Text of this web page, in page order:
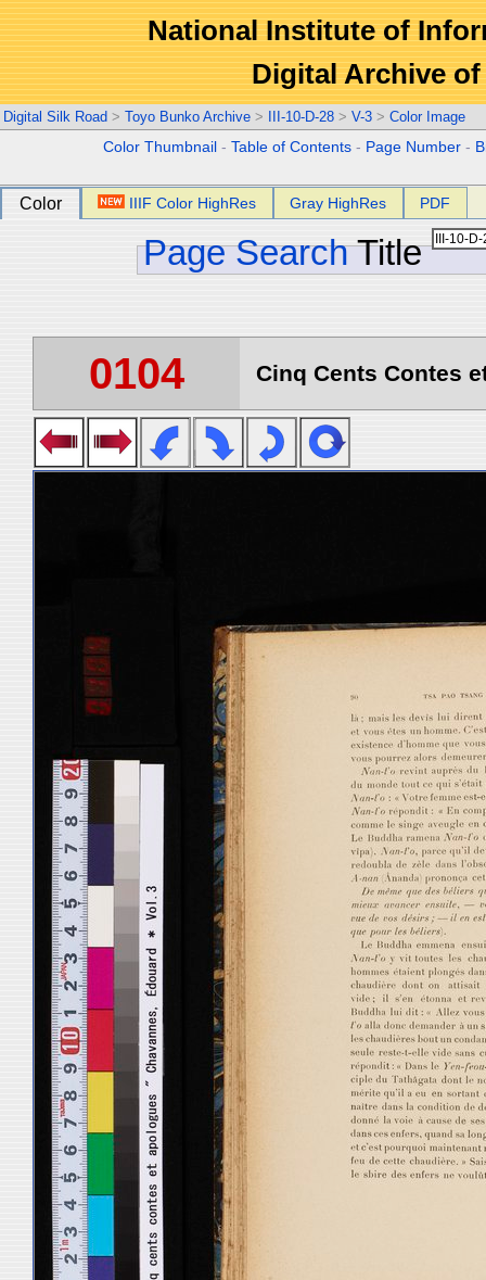
National Institute of
Digital Archive
Digital Silk Road > Toyo Bunko Archive > III-10-D-28 > V-3 > Color Image
Color Thumbnail -Table of Contents - Page Number -
Color IIIF Color HighRes Gray HighRes PDF
Page Search Title
0104 Cinq Cents Contes